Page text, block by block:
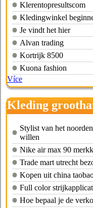
Klerentopresultscom
Kledingwinkel
Je vindt het hier
Alvan trading
Kortrijk 8500
Kuona fashion
Více
Kleding
Stylist van het
willen
Nike air max 90
Trade mart utrecht
Kopen uit china
Full color
Hoe bepaal je de